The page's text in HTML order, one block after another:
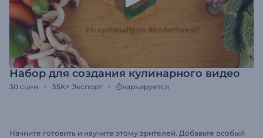
Набор для создания кулинарного видео
30 сцен 55K+ Экспорт варьируется
Начните готовить и научите этому зрителей. Добавьте особый